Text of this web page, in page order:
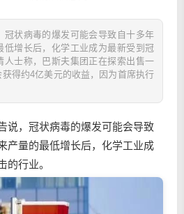
冠状病毒的爆发可能会导致自十多年
低增长后，化学工业成为最新受到冠
人士称，巴斯夫集团正在探索出售一
得约4亿美元的收益，因为首席执行
，冠状病毒的爆发可能会导致
产量的最低增长后，化学工业成
的行业。